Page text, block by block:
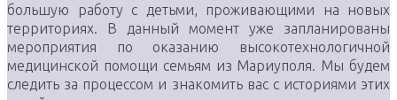
большую работу с детьми, проживающими на новых
территориях. В данный момент уже запланированы
мероприятия по оказанию высокотехнологичной
медицинской помощи семьям из Мариуполя. Мы будем
следить за процессом и знакомить вас с историями этих